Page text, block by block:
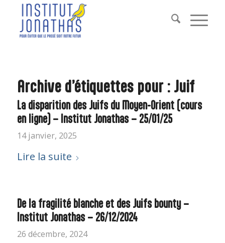
Archive d’étiquettes pour : Juif
La disparition des Juifs du Moyen-Orient (cours
en ligne) – Institut Jonathas – 25/01/25
14 janvier, 2025
Lire la suite
De la fragilité blanche et des Juifs bounty –
Institut Jonathas – 26/12/2024
26 décembre, 2024